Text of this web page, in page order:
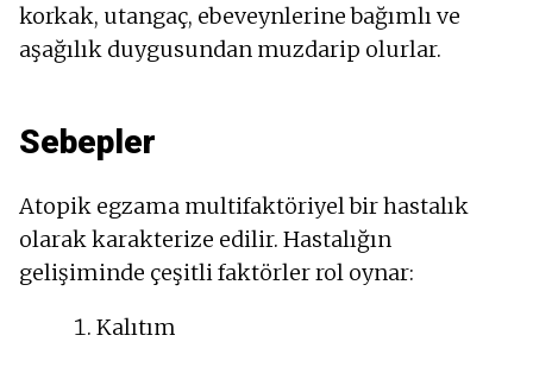
korkak, utangaç, ebeveynlerine bağımlı ve
aşağılık duygusundan muzdarip olurlar.
Sebepler
Atopik egzama multifaktöriyel bir hastalık
olarak karakterize edilir. Hastalığın
gelişiminde çeşitli faktörler rol oynar:
Kalıtım